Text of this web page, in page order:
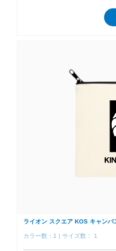
ライオン スクエア KOS キャンバ
カラー数：1 | サイズ数： 1